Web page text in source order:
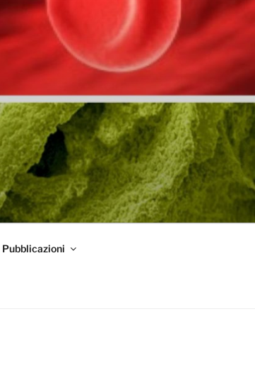
Pubblicazioni